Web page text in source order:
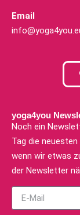
Email
yoga4you
Noch ein
Tag die
wenn wir etwas
der Newsletter